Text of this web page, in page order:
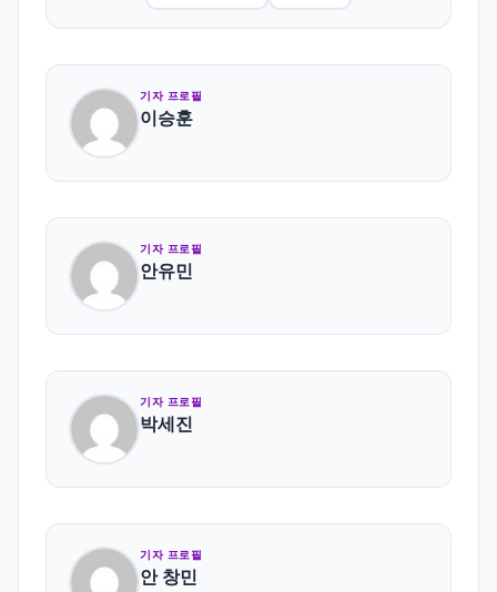
기자 프로필
이승훈
기자 프로필
안유민
기자 프로필
박세진
기자 프로필
안 창민